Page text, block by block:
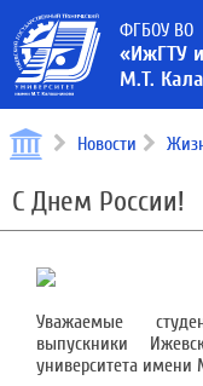
ФГБОУ ВО
«ИжГТУ
М.Т.
Новости
С Днем России!
Уважаемые
выпускники
университета имени